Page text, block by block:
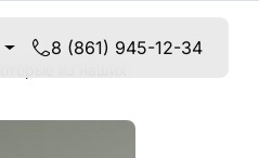
8 (861) 945-12-34